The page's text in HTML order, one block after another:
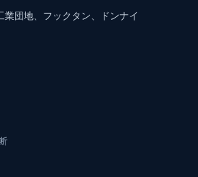
業団地、フックタン、ドンナイ